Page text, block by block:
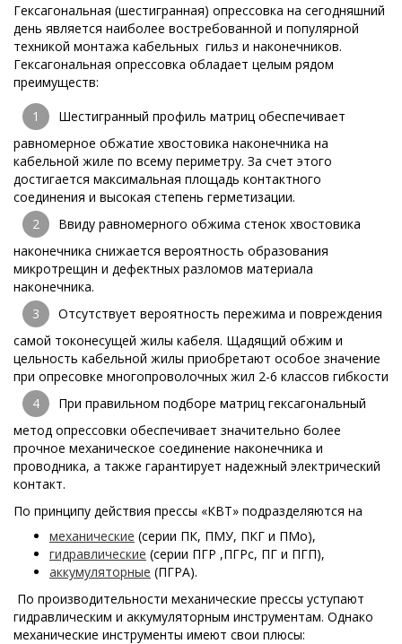
Гексагональная (шестигранная) опрессовка на сегодняшний
день является наиболее востребованной и популярной
техникой монтажа кабельных гильз и наконечников.
Гексагональная опрессовка обладает целым рядом
преимуществ:
Шестигранный профиль матриц обеспечивает
равномерное обжатие хвостовика наконечника на
кабельной жиле по всему периметру. За счет этого
достигается максимальная площадь контактного
соединения и высокая степень герметизации.
Ввиду равномерного обжима стенок хвостовика
наконечника снижается вероятность образования
микротрещин и дефектных разломов материала
наконечника.
Отсутствует вероятность пережима и повреждения
самой токонесущей жилы кабеля. Щадящий обжим и
цельность кабельной жилы приобретают особое значение
при опресовке многопроволочных жил 2-6 классов гибкости
При правильном подборе матриц гексагональный
метод опрессовки обеспечивает значительно более
прочное механическое соединение наконечника и
проводника, а также гарантирует надежный электрический
контакт.
По принципу действия прессы «КВТ» подразделяются на
механические (серии ПК, ПМУ, ПКГ и ПМо),
гидравлические (серии ПГР ,ПГРс, ПГ и ПГП),
аккумуляторные (ПГРА).
По производительности механические прессы уступают
гидравлическим и аккумуляторным инструментам. Однако
механические инструменты имеют свои плюсы: